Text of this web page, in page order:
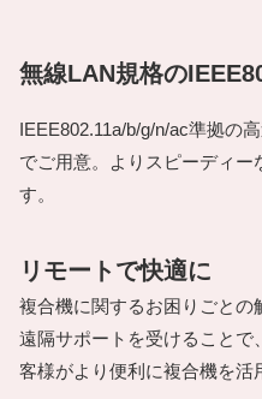
無線LAN規格の
IEEE802.11a/b/g/n/ac準拠の
でご用意。よりスピーディー
す。
リモートで快適に
複合機に関するお困りごとの
遠隔サポートを受けることで
客様がより便利に複合機を活